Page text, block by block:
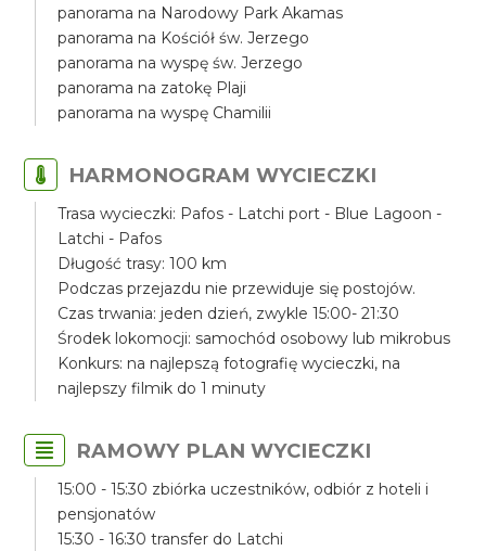
panorama na Narodowy Park Akamas
panorama na Kościół św. Jerzego
panorama na wyspę św. Jerzego
panorama na zatokę Plaji
panorama na wyspę Chamilii
HARMONOGRAM WYCIECZKI
Trasa wycieczki: Pafos - Latchi port - Blue Lagoon -
Latchi - Pafos
Długość trasy: 100 km
Podczas przejazdu nie przewiduje się postojów.
Czas trwania: jeden dzień, zwykle 15:00- 21:30
Środek lokomocji: samochód osobowy lub mikrobus
Konkurs: na najlepszą fotografię wycieczki, na
najlepszy filmik do 1 minuty
RAMOWY PLAN WYCIECZKI
15:00 - 15:30 zbiórka uczestników, odbiór z hoteli i
pensjonatów
15:30 - 16:30 transfer do Latchi